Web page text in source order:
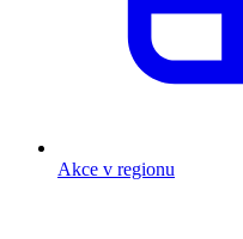
Akce v regionu